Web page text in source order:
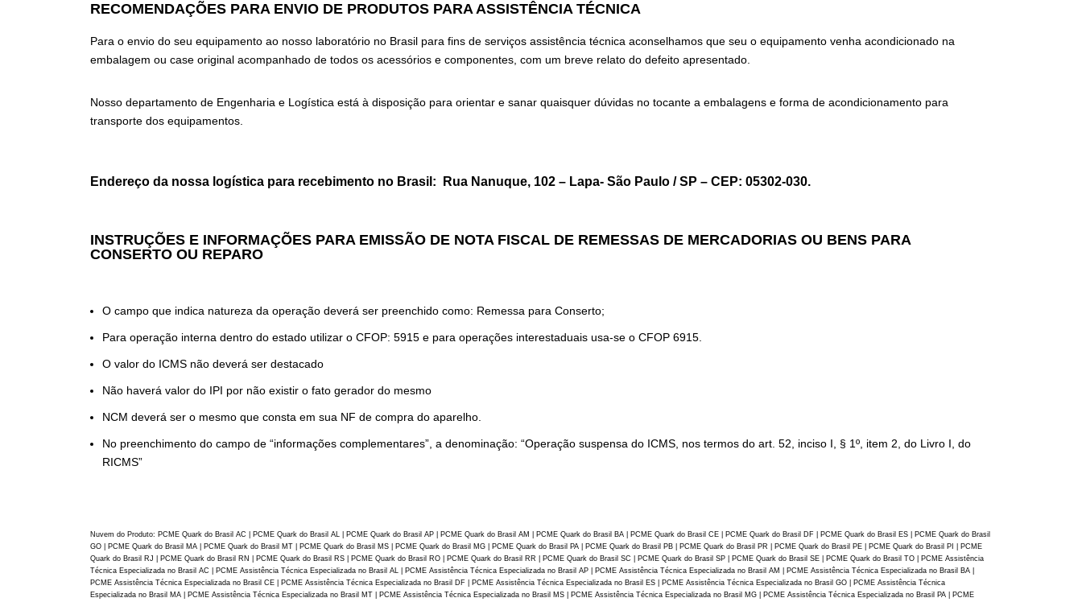
RECOMENDAÇÕES PARA ENVIO DE PRODUTOS PARA ASSISTÊNCIA TÉCNICA
Para o envio do seu equipamento ao nosso laboratório no Brasil para fins de serviços assistência técnica aconselhamos que seu o equipamento venha acondicionado na
embalagem ou case original acompanhado de todos os acessórios e componentes, com um breve relato do defeito apresentado.
Nosso departamento de Engenharia e Logística está à disposição para orientar e sanar quaisquer dúvidas no tocante a embalagens e forma de acondicionamento para
transporte dos equipamentos.
Endereço da nossa logística para recebimento no Brasil: Rua Nanuque, 102 – Lapa- São Paulo / SP – CEP: 05302-030.
INSTRUÇÕES E INFORMAÇÕES PARA EMISSÃO DE NOTA FISCAL DE REMESSAS DE MERCADORIAS OU BENS PARA
CONSERTO OU REPARO
O campo que indica natureza da operação deverá ser preenchido como: Remessa para Conserto;
Para operação interna dentro do estado utilizar o CFOP: 5915 e para operações interestaduais usa-se o CFOP 6915.
O valor do ICMS não deverá ser destacado
Não haverá valor do IPI por não existir o fato gerador do mesmo
NCM deverá ser o mesmo que consta em sua NF de compra do aparelho.
No preenchimento do campo de “informações complementares”, a denominação: “Operação suspensa do ICMS, nos termos do art. 52, inciso I, § 1º, item 2, do Livro I, do
RICMS”
Nuvem do Produto: PCME Quark do Brasil AC | PCME Quark do Brasil AL | PCME Quark do Brasil AP | PCME Quark do Brasil AM | PCME Quark do Brasil BA | PCME Quark do Brasil CE | PCME Quark do Brasil DF | PCME Quark do Brasil ES | PCME Quark do Brasil
GO | PCME Quark do Brasil MA | PCME Quark do Brasil MT | PCME Quark do Brasil MS | PCME Quark do Brasil MG | PCME Quark do Brasil PA | PCME Quark do Brasil PB | PCME Quark do Brasil PR | PCME Quark do Brasil PE | PCME Quark do Brasil PI | PCME
Quark do Brasil RJ | PCME Quark do Brasil RN | PCME Quark do Brasil RS | PCME Quark do Brasil RO | PCME Quark do Brasil RR | PCME Quark do Brasil SC | PCME Quark do Brasil SP | PCME Quark do Brasil SE | PCME Quark do Brasil TO | PCME Assistência
Técnica Especializada no Brasil AC | PCME Assistência Técnica Especializada no Brasil AL | PCME Assistência Técnica Especializada no Brasil AP | PCME Assistência Técnica Especializada no Brasil AM | PCME Assistência Técnica Especializada no Brasil BA |
PCME Assistência Técnica Especializada no Brasil CE | PCME Assistência Técnica Especializada no Brasil DF | PCME Assistência Técnica Especializada no Brasil ES | PCME Assistência Técnica Especializada no Brasil GO | PCME Assistência Técnica
Especializada no Brasil MA | PCME Assistência Técnica Especializada no Brasil MT | PCME Assistência Técnica Especializada no Brasil MS | PCME Assistência Técnica Especializada no Brasil MG | PCME Assistência Técnica Especializada no Brasil PA | PCME